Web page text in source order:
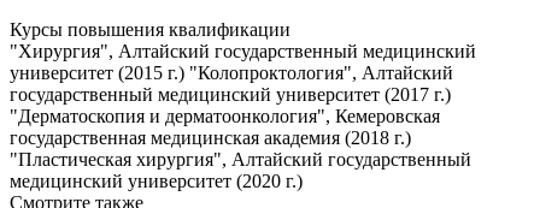
Курсы повышения квалификации
"Хирургия", Алтайский государственный медицинский
университет (2015 г.) "Колопроктология", Алтайский
государственный медицинский университет (2017 г.)
"Дерматоскопия и дерматоонкология", Кемеровская
государственная медицинская академия (2018 г.)
"Пластическая хирургия", Алтайский государственный
медицинский университет (2020 г.)
Смотрите также